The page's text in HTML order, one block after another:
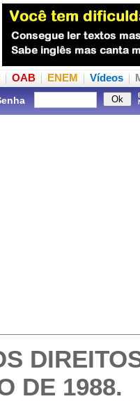
OAB ENEM Vídeos
DE 1988.